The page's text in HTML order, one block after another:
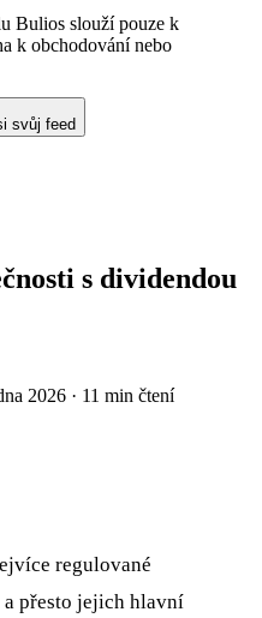
Bulios slouží pouze k
k obchodování nebo
svůj feed
s dividendou
2026 · 11 min čtení
regulované
a přesto jejich hlavní